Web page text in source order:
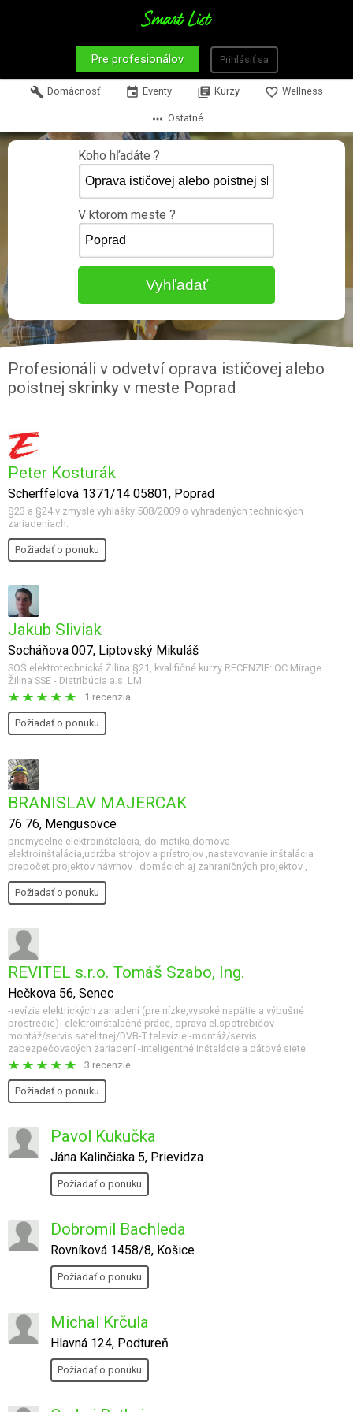
Pre profesionálov Prihlásiť sa
build Domácnosť event Eventy library_books Kurzy favorite_border Wellness
more_horiz Ostatné
Koho hľadáte ?
V ktorom meste ?
Profesionáli v odvetví oprava ističovej alebo
poistnej skrinky v meste Poprad
Peter Kosturák
Scherffelová 1371/14 05801, Poprad
§23 a §24 v zmysle vyhlášky 508/2009 o vyhradených technických
zariadeniach.
Požiadať o ponuku
Jakub Sliviak
Socháňova 007, Liptovský Mikuláš
SOŠ elektrotechnická Žilina §21, kvalifičné kurzy RECENZIE: OC Mirage
Žilina SSE - Distribúcia a.s. LM
1 recenzia
Požiadať o ponuku
BRANISLAV MAJERCAK
76 76, Mengusovce
priemyselne elektroinštalácia, do-matika,domova
elektroinštalácia,udržba strojov a prístrojov ,nastavovanie inštalácia
prepočet projektov návrhov , domácich aj zahraničných projektov ,
Požiadať o ponuku
REVITEL s.r.o. Tomáš Szabo, Ing.
Hečkova 56, Senec
-revízia elektrických zariadení (pre nízke,vysoké napätie a výbušné
prostredie) -elektroinštalačné práce, oprava el.spotrebičov -
montáž/servis satelitnej/DVB-T televízie -montáž/servis
zabezpečovacých zariadení -inteligentné inštalácie a dátové siete
3 recenzie
Požiadať o ponuku
Pavol Kukučka
Jána Kalinčiaka 5, Prievidza
Požiadať o ponuku
Dobromil Bachleda
Rovníková 1458/8, Košice
Požiadať o ponuku
Michal Krčula
Hlavná 124, Podtureň
Požiadať o ponuku